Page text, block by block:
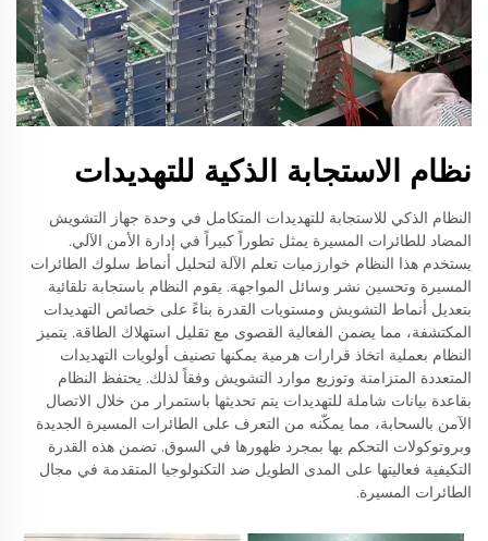
نظام الاستجابة الذكية للتهديدات
النظام الذكي للاستجابة للتهديدات المتكامل في وحدة جهاز التشويش
المضاد للطائرات المسيرة يمثل تطوراً كبيراً في إدارة الأمن الآلي.
يستخدم هذا النظام خوارزميات تعلم الآلة لتحليل أنماط سلوك الطائرات
المسيرة وتحسين نشر وسائل المواجهة. يقوم النظام باستجابة تلقائية
بتعديل أنماط التشويش ومستويات القدرة بناءً على خصائص التهديدات
المكتشفة، مما يضمن الفعالية القصوى مع تقليل استهلاك الطاقة. يتميز
النظام بعملية اتخاذ قرارات هرمية يمكنها تصنيف أولويات التهديدات
المتعددة المتزامنة وتوزيع موارد التشويش وفقاً لذلك. يحتفظ النظام
بقاعدة بيانات شاملة للتهديدات يتم تحديثها باستمرار من خلال الاتصال
الآمن بالسحابة، مما يمكّنه من التعرف على الطائرات المسيرة الجديدة
وبروتوكولات التحكم بها بمجرد ظهورها في السوق. تضمن هذه القدرة
التكيفية فعاليتها على المدى الطويل ضد التكنولوجيا المتقدمة في مجال
الطائرات المسيرة.